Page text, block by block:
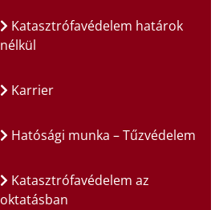
Katasztrófavédelem határok
nélkül
Karrier
Hatósági munka – Tűzvédelem
Katasztrófavédelem az
oktatásban